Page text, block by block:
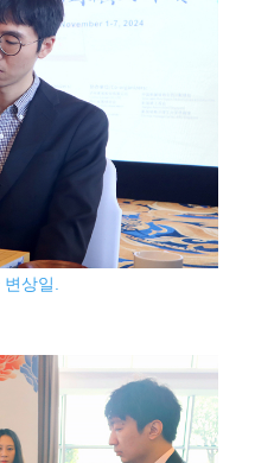
상일.